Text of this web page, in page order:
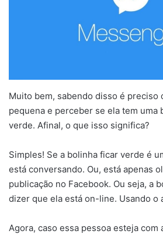
Muito bem, sabendo disso é preciso
pequena e perceber se ela tem uma
verde. Afinal, o que isso significa?
Simples! Se a bolinha ficar verde é
está conversando. Ou, está apenas
publicação no Facebook. Ou seja, a
dizer que ela está on-line. Usando o
Agora, caso essa pessoa esteja com